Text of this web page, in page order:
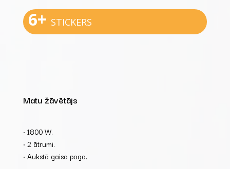
6+ STICKERS
Matu žāvētājs
• 1800 W.
• 2 ātrumi.
• Aukstā gaisa poga.